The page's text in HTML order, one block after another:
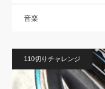
音楽
110切りチャレンジ